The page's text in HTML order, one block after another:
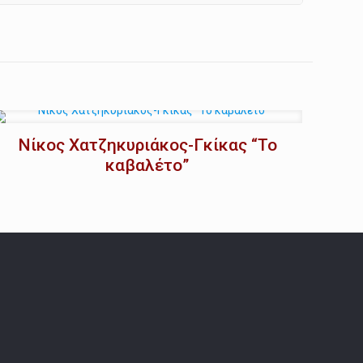
Νίκος Χατζηκυριάκος-Γκίκας “Το
καβαλέτο”